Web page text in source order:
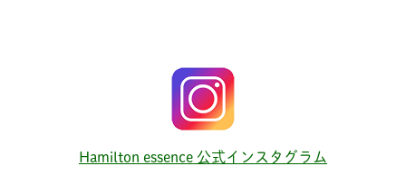
Hamilton essence 公式インスタグラム